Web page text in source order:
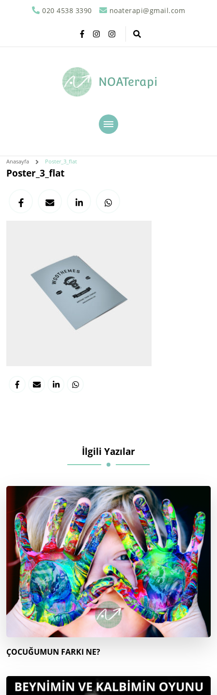
020 4538 3390 noaterapi@gmail.com
NOATerapi
Anasayfa Poster_3_flat
Poster_3_flat
İlgili Yazılar
ÇOCUĞUMUN FARKI NE?